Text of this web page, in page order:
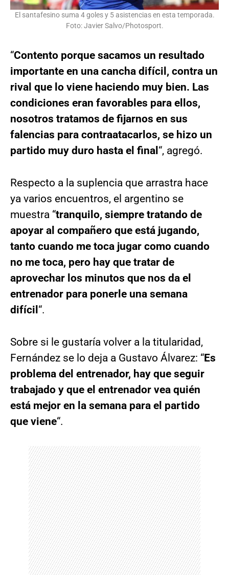
El santafesino suma 4 goles y 5 asistencias en esta temporada.
Foto: Javier Salvo/Photosport.
“Contento porque sacamos un resultado
importante en una cancha difícil, contra un
rival que lo viene haciendo muy bien. Las
condiciones eran favorables para ellos,
nosotros tratamos de fijarnos en sus
falencias para contraatacarlos, se hizo un
partido muy duro hasta el final “, agregó.
Respecto a la suplencia que arrastra hace
ya varios encuentros, el argentino se
muestra “tranquilo, siempre tratando de
apoyar al compañero que está jugando,
tanto cuando me toca jugar como cuando
no me toca, pero hay que tratar de
aprovechar los minutos que nos da el
entrenador para ponerle una semana
difícil “.
Sobre si le gustaría volver a la titularidad,
Fernández se lo deja a Gustavo Álvarez: “Es
problema del entrenador, hay que seguir
trabajado y que el entrenador vea quién
está mejor en la semana para el partido
que viene“.